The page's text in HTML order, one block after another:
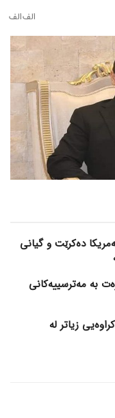
دەکرێت و گیانی
بە مەترسییەکانی
زیاتر لە